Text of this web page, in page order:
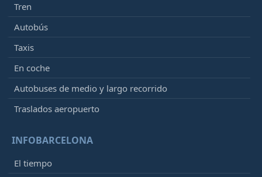
Tren
Autobús
Taxis
En coche
Autobuses de medio y largo recorrido
Traslados aeropuerto
INFOBARCELONA
El tiempo